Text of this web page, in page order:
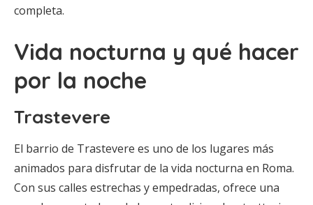
completa.
Vida nocturna y qué hacer
por la noche
Trastevere
El barrio de Trastevere es uno de los lugares más
animados para disfrutar de la vida nocturna en Roma.
Con sus calles estrechas y empedradas, ofrece una